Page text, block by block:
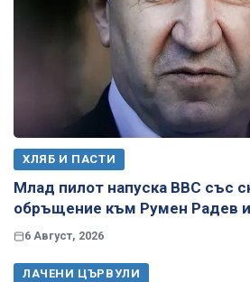
ХЛЯБ И ПАСТИ
Млад пилот напуска ВВС със
обръщение към Румен Радев
6 Август, 2026
ЛАЧЕНИ ЦЪРВУЛИ